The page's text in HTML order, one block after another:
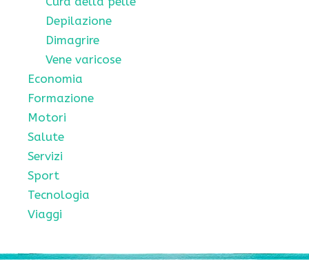
Depilazione
Dimagrire
Vene varicose
Economia
Formazione
Motori
Salute
Servizi
Sport
Tecnologia
Viaggi